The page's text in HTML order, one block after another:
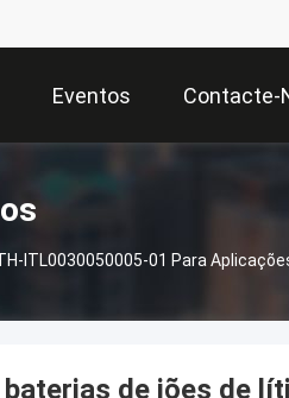
Eventos Contacte-
ITL0030050005-01 Para
de iões de